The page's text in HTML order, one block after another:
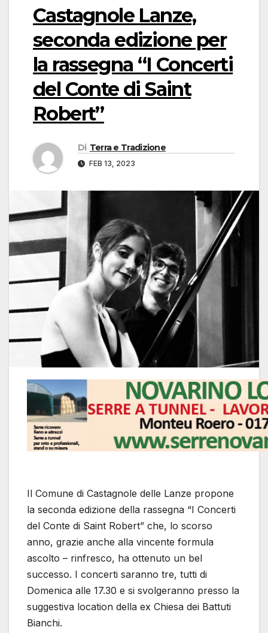
Castagnole Lanze,
seconda edizione per
la rassegna “I Concerti
del Conte di Saint
Robert”
Di Terra e Tradizione
FEB 13, 2023
Il Comune di Castagnole delle Lanze propone
la seconda edizione della rassegna “I Concerti
del Conte di Saint Robert” che, lo scorso
anno, grazie anche alla vincente formula
ascolto – rinfresco, ha ottenuto un bel
successo. I concerti saranno tre, tutti di
Domenica alle 17.30 e si svolgeranno presso la
suggestiva location della ex Chiesa dei Battuti
Bianchi.